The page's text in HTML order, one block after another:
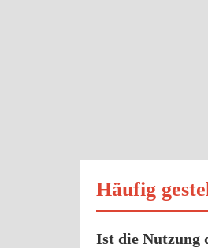
Häufig
Ist die Nutzung